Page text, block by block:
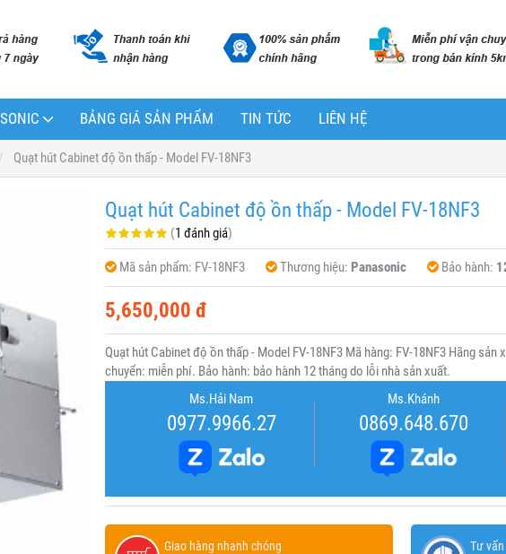
BẢNG GIÁ SẢN PHẨM TIN TỨC LIÊN HỆ
Quạt hút Cabinet độ ồn thấp - Model FV-18NF3
Quạt hút Cabinet độ ồn thấp - Model FV-18NF3
(1 đánh giá)
Mã sản phẩm: FV-18NF3 Thương hiệu: Panasonic Bảo hành:
5,650,000 đ
Quạt hút Cabinet độ ồn thấp - Model FV-18NF3 Mã hàng: FV-18NF3 Hãng
chuyển: miễn phí. Bảo hành: bảo hành 12 tháng do lỗi nhà sản xuất.
Ms.Hải Nam
0977.9966.27
Ms.Khánh
0869.648.670
Giao hàng nhanh chóng Tư